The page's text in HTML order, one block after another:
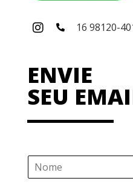
16 98120-
ENVIE
SEU
N